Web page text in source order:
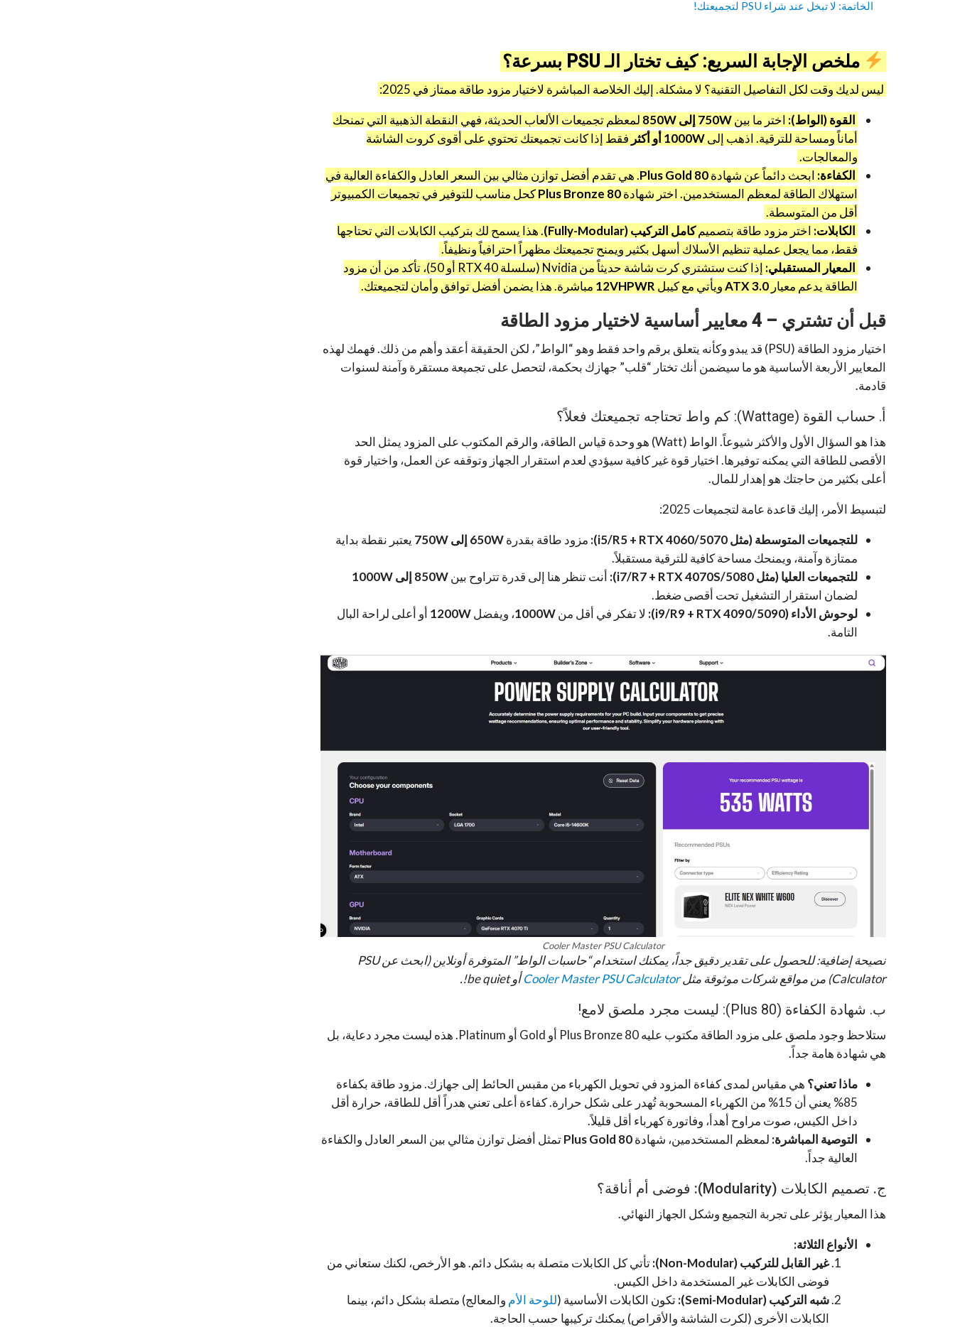
الخاتمة: لا تبخل عند شراء PSU لتجميعتك!
ملخص الإجابة السريع: كيف تختار الـ PSU بسرعة؟
ليس لديك وقت لكل التفاصيل التقنية؟ لا مشكلة. إليك الخلاصة المباشرة لاختيار مزود طاقة ممتاز في 2025:
القوة (الواط): اختر ما بين750W إلى 850W
لمعظم تجميعات الألعاب الحديثة، فهي النقطة الذهبية التي تمنحك
أماناً ومساحة للترقية. اذهب إلى1000W أو أكثر
فقط إذا كانت تجميعتك تحتوي على أقوى كروت الشاشة
والمعالجات.
الكفاءة: ابحث دائماً عن شهادة80 Plus Gold
. هي تقدم أفضل توازن مثالي بين السعر العادل والكفاءة العالية في
استهلاك الطاقة لمعظم المستخدمين. اختر شهادة80 Plus Bronze
كحل مناسب للتوفير في تجميعات الكمبيوتر
أقل من المتوسطة.
الكابلات: اختر مزود طاقة بتصميمكامل التركيب (Fully-Modular)
. هذا يسمح لك بتركيب الكابلات التي تحتاجها
فقط، مما يجعل عملية تنظيم الأسلاك أسهل بكثير ويمنح تجميعتك مظهراً احترافياً ونظيفاً.
المعيار المستقبلي:
إذا كنت ستشتري كرت شاشة حديثاً من Nvidia (سلسلة RTX 40 أو 50)، تأكد من أن مزود
الطاقة يدعم معيار ATX 3.0ويأتي مع كيبل 12VHPWR مباشرة. هذا يضمن أفضل توافق وأمان لتجميعتك.
قبل أن تشتري – 4 معايير أساسية لاختيار مزود الطاقة
اختيار مزود الطاقة (PSU) قد يبدو وكأنه يتعلق برقم واحد فقط وهو “الواط”، لكن الحقيقة أعقد وأهم من ذلك. فهمك لهذه
المعايير الأربعة الأساسية هو ما سيضمن أنك تختار “قلب” جهازك بحكمة، لتحصل على تجميعة مستقرة وآمنة لسنوات
قادمة.
أ. حساب القوة (Wattage): كم واط تحتاجه تجميعتك فعلاً؟
هذا هو السؤال الأول والأكثر شيوعاً. الواط (Watt) هو وحدة قياس الطاقة، والرقم المكتوب على المزود يمثل الحد
الأقصى للطاقة التي يمكنه توفيرها. اختيار قوة غير كافية سيؤدي لعدم استقرار الجهاز وتوقفه عن العمل، واختيار قوة
أعلى بكثير من حاجتك هو إهدار للمال.
لتبسيط الأمر، إليك قاعدة عامة لتجميعات 2025:
للتجميعات المتوسطة (مثل i5/R5 + RTX 4060/5070): مزود طاقة بقدرة650W إلى 750W
يعتبر نقطة بداية
ممتازة وآمنة، ويمنحك مساحة كافية للترقية مستقبلاً.
للتجميعات العليا (مثل i7/R7 + RTX 4070S/5080):
أنت تنظر هنا إلى قدرة تتراوح بين850W إلى 1000W
لضمان استقرار التشغيل تحت أقصى ضغط.
لوحوش الأداء (i9/R9 + RTX 4090/5090):
لا تفكر في أقل من1000W، ويفضل1200W أو أعلى لراحة البال
التامة.
Cooler Master PSU Calculator
نصيحة إضافية: للحصول على تقدير دقيق جداً، يمكنك استخدام “حاسبات الواط” المتوفرة أونلاين (ابحث عن PSU
Calculator) من مواقع شركات موثوقة مثل
Cooler Master PSU Calculatorأو be quiet!.
ب. شهادة الكفاءة (80 Plus): ليست مجرد ملصق لامع!
ستلاحظ وجود ملصق على مزود الطاقة مكتوب عليه80 Plus Bronze أو Gold أو Platinum. هذه ليست مجرد دعاية، بل
هي شهادة هامة جداً.
ماذا تعني؟ هي مقياس لمدى كفاءة المزود في تحويل الكهرباء من مقبس الحائط إلى جهازك. مزود طاقة بكفاءة
85% يعني أن 15% من الكهرباء المسحوبة تُهدر على شكل حرارة. كفاءة أعلى تعني هدراً أقل للطاقة، حرارة أقل
داخل الكيس، صوت مراوح أهدأ، وفاتورة كهرباء أقل قليلاً.
التوصية المباشرة: لمعظم المستخدمين، شهادة80 Plus Gold
تمثل أفضل توازن مثالي بين السعر العادل والكفاءة
العالية جداً.
ج. تصميم الكابلات (Modularity): فوضى أم أناقة؟
هذا المعيار يؤثر على تجربة التجميع وشكل الجهاز النهائي.
الأنواع الثلاثة:
غير القابل للتركيب (Non-Modular):
تأتي كل الكابلات متصلة به بشكل دائم. هو الأرخص، لكنك ستعاني من
فوضى الكابلات غير المستخدمة داخل الكيس.
شبه التركيب (Semi-Modular):
تكون الكابلات الأساسية (للوحة الأم والمعالج) متصلة بشكل دائم، بينما
الكابلات الأخرى (لكرت الشاشة والأقراص) يمكنك تركيبها حسب الحاجة.